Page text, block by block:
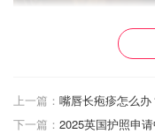
上一篇： 嘴唇长疱疹怎么办
下一篇： 2025英国护照申